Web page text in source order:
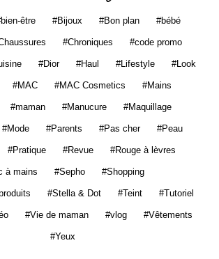
bien-être Bijoux Bon plan bébé
Chroniques code promo
Dior Haul Lifestyle Look
MAC MAC Cosmetics Mains
maman Manucure Maquillage
Mode Parents Pas cher Peau
Pratique Revue Rouge à lèvres
à mains Sepho Shopping
Stella & Dot Teint Tutoriel
Vie de maman vlog Vêtements
Yeux